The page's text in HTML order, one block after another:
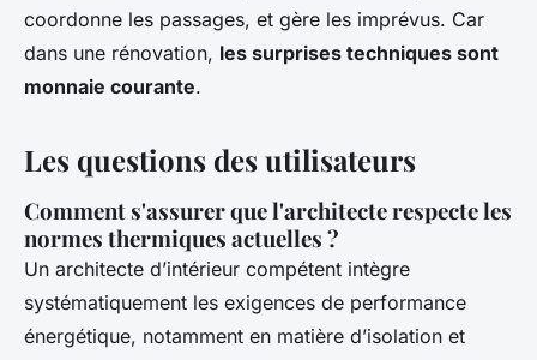
coordonne les passages, et gère les imprévus. Car
dans une rénovation, les surprises techniques sont
monnaie courante.
Les questions des utilisateurs
Comment s'assurer que l'architecte respecte les
normes thermiques actuelles ?
Un architecte d’intérieur compétent intègre
systématiquement les exigences de performance
énergétique, notamment en matière d’isolation et